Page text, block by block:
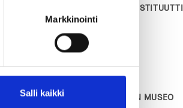
Markkinointi
Salli kaikki
PUKSTAAVI JA KIRJAINSTITUUTTI
SOMESSA
Facebook
Instagram
YouTube
SASTAMALAN SEUDUN MUSEO